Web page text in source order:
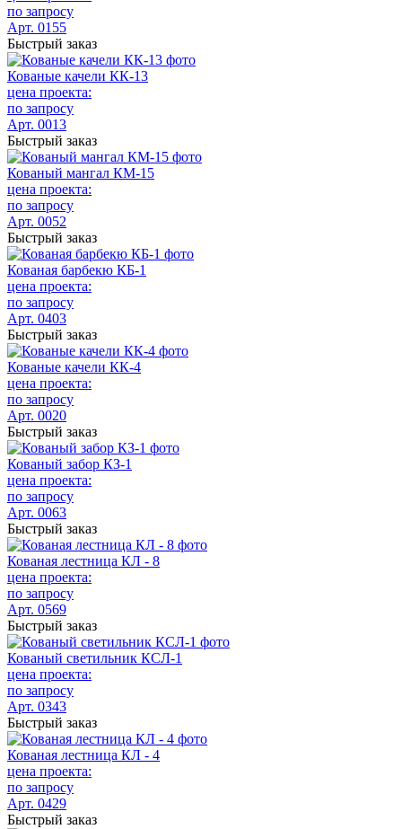
по запросу
Арт. 0155
Быстрый заказ
Кованые качели КК-13
цена проекта:
по запросу
Арт. 0013
Быстрый заказ
Кованый мангал КМ-15
цена проекта:
по запросу
Арт. 0052
Быстрый заказ
Кованая барбекю КБ-1
цена проекта:
по запросу
Арт. 0403
Быстрый заказ
Кованые качели КК-4
цена проекта:
по запросу
Арт. 0020
Быстрый заказ
Кованый забор КЗ-1
цена проекта:
по запросу
Арт. 0063
Быстрый заказ
Кованая лестница КЛ - 8
цена проекта:
по запросу
Арт. 0569
Быстрый заказ
Кованый светильник КСЛ-1
цена проекта:
по запросу
Арт. 0343
Быстрый заказ
Кованая лестница КЛ - 4
цена проекта:
по запросу
Арт. 0429
Быстрый заказ